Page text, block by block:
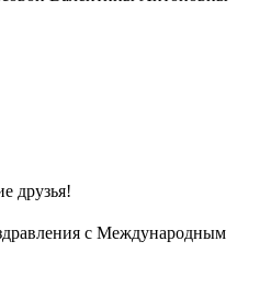
друзья!
с Международным